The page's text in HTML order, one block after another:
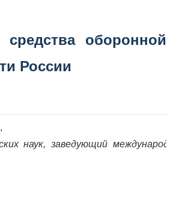
оборонной
России
,
наук, заведующий